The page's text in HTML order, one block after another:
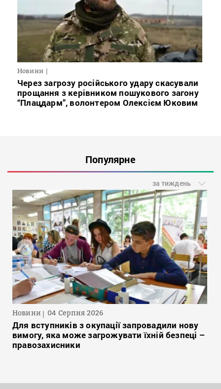
Новини
Через загрозу російського удару скасували
прощання з керівником пошукового загону
“Плацдарм”, волонтером Олексієм Юковим
Популярне
за тиждень
Новини 04 Серпня 2026
Для вступників з окупації запровадили нову
вимогу, яка може загрожувати їхній безпеці –
правозахисники